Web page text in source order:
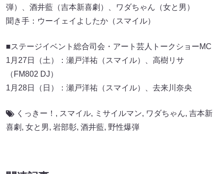
弾）、酒井藍（吉本新喜劇）、ワダちゃん（女と男）
聞き手：ウーイェイよしたか（スマイル）
■ステージイベント総合司会・アート芸人トークショーMC
1月27日（土）：瀬戸洋祐（スマイル）、高樹リサ
（FM802 DJ）
1月28日（日）：瀬戸洋祐（スマイル）、去来川奈央
くっきー！ , スマイル, ミサイルマン, ワダちゃん, 吉本新
喜劇 , 女と男, 岩部彰, 酒井藍, 野性爆弾